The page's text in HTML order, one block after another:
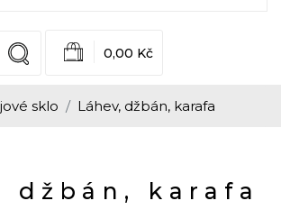
0,00 Kč
sklo Láhev, džbán, karafa
džbán, karafa